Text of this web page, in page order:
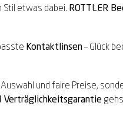
Stil etwas dabei. ROTTLER
Kontaktlinsen– Glück
und faire Preise,
Verträglichkeitsgarantie